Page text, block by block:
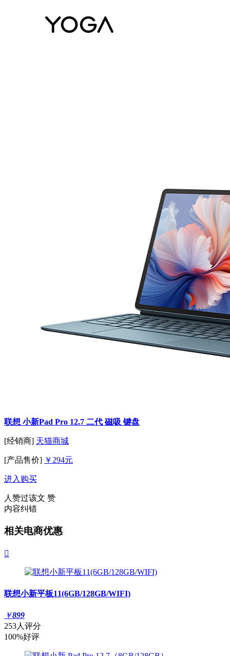
联想 小新Pad Pro 12.7 二代 磁吸 键盘
[经销商] 天猫商城
[产品售价] ￥294元
进入购买
人赞过该文 赞
内容纠错
相关电商优惠

联想小新平板11(6GB/128GB/WIFI)
￥899
253人评分
100%好评